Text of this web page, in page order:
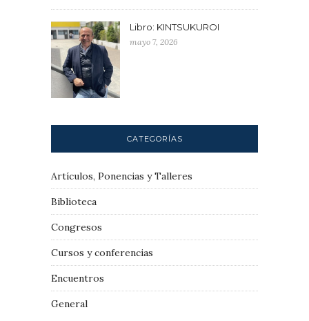
Libro: KINTSUKUROI
mayo 7, 2026
CATEGORÍAS
Artículos, Ponencias y Talleres
Biblioteca
Congresos
Cursos y conferencias
Encuentros
General